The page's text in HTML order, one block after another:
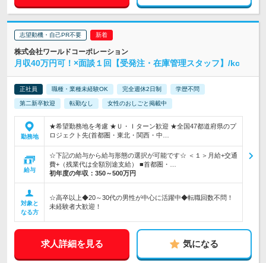
志望動機・自己PR不要
株式会社ワールドコーポレーション
月収40万円可！×面談１回【受発注・在庫管理スタッフ】/kc
正社員 職種・業種未経験OK 完全週休2日制 学歴不問
第二新卒歓迎 転勤なし 女性のおしごと掲載中
勤務地
★希望勤務地を考慮 ★Ｕ・Ｉターン歓迎 ★全国47都道府県のプ
ロジェクト先(首都圏・東北・関西・中…
給与
☆下記の給与から給与形態の選択が可能です☆ ＜１＞月給+交通
費+（残業代は全額別途支給） ■首都圏・…
初年度の年収： 350～500万円
対象と
なる方
☆高卒以上◆20～30代の男性が中心に活躍中◆転職回数不問！
未経験者大歓迎！
求人詳細を見る 気になる